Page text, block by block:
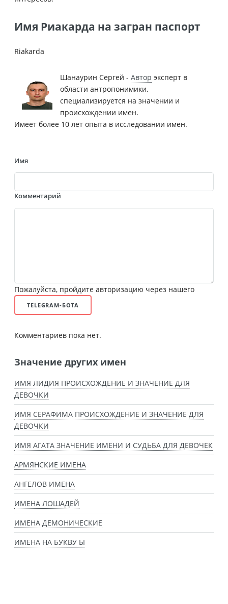
Имя Риакарда на загран паспорт
Riakarda
Шанаурин Сергей - Автор эксперт в
области антропонимики,
специализируется на значении и
происхождении имен.
Имеет более 10 лет опыта в исследовании имен.
Имя
Комментарий
Пожалуйста, пройдите авторизацию через нашего
TELEGRAM-БОТА
Комментариев пока нет.
Значение других имен
ИМЯ ЛИДИЯ ПРОИСХОЖДЕНИЕ И ЗНАЧЕНИЕ ДЛЯ
ДЕВОЧКИ
ИМЯ СЕРАФИМА ПРОИСХОЖДЕНИЕ И ЗНАЧЕНИЕ ДЛЯ
ДЕВОЧКИ
ИМЯ АГАТА ЗНАЧЕНИЕ ИМЕНИ И СУДЬБА ДЛЯ ДЕВОЧЕК
АРМЯНСКИЕ ИМЕНА
АНГЕЛОВ ИМЕНА
ИМЕНА ЛОШАДЕЙ
ИМЕНА ДЕМОНИЧЕСКИЕ
ИМЕНА НА БУКВУ Ы